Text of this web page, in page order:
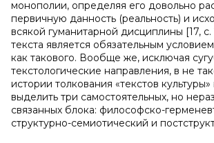
монополии, определяя его довольно
первичную данность (реальность) и
всякой гуманитарной дисциплины [17,
текста является обязательным
как такового. Вообще же, исключая
текстологические направления, в не
истории толкования «текстов
выделить три самостоятельных, но
связанных блока: философско-
структурно-семиотический и